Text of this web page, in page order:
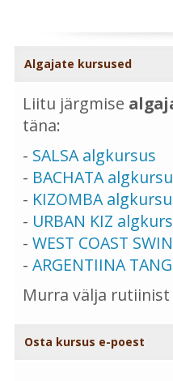
Algajate kursused
Liitu järgmise
täna:
- SALSA algkursus
- BACHATA
- KIZOMBA
- URBAN KIZ
- WEST COAST
- ARGENTIINA
Murra välja
Osta kursus e-poest